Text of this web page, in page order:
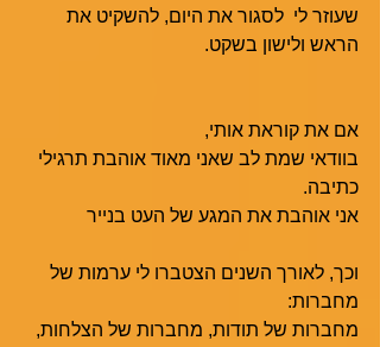
שעוזר לי  לסגור את היום, להשקיט את
הראש ולישון בשקט.
אם את קוראת אותי,
בוודאי שמת לב שאני מאוד אוהבת תרגילי
כתיבה.
אני אוהבת את המגע של העט בנייר
וכך, לאורך השנים הצטברו לי ערמות של
מחברות:
מחברות של תודות, מחברות של הצלחות,